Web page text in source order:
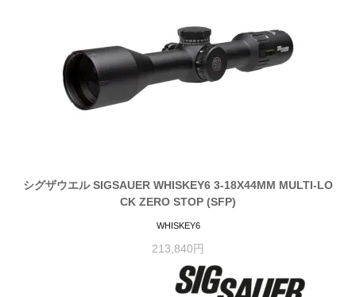
シグザウエル SIGSAUER WHISKEY6 3-18X44MM MULTI-LO
CK ZERO STOP (SFP)
WHISKEY6
213,840円